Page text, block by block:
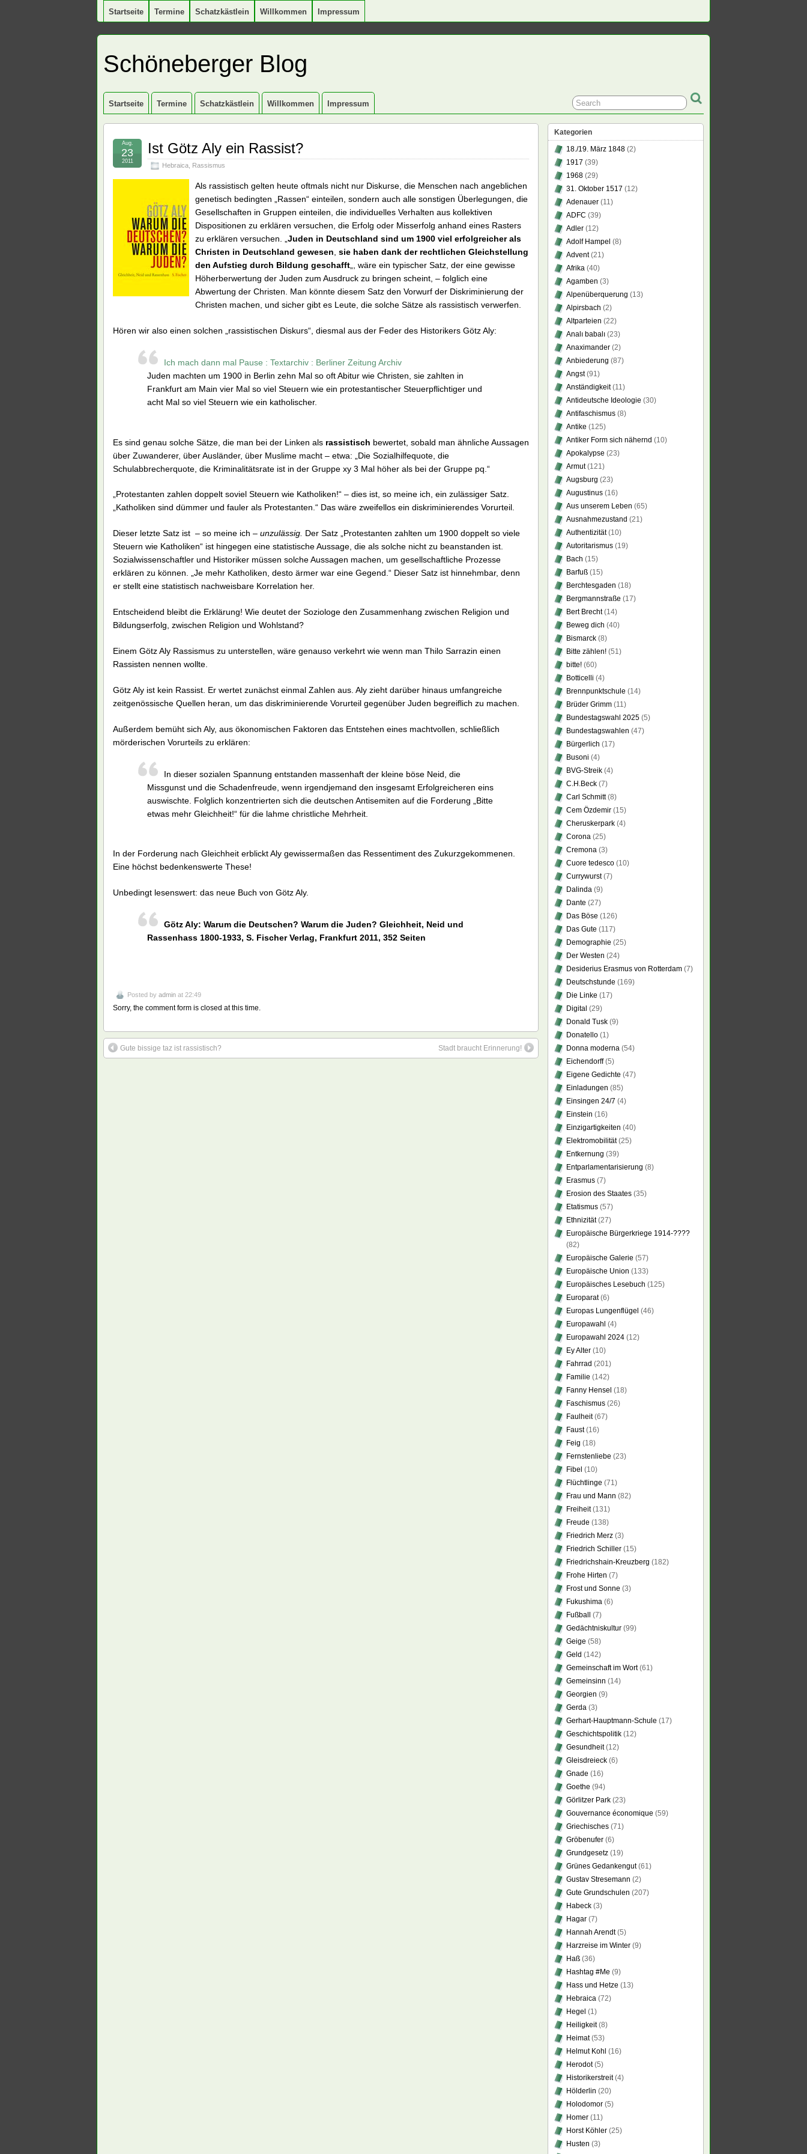
Startseite Termine Schatzkästlein Willkommen Impressum
Schöneberger Blog
Startseite Termine Schatzkästlein Willkommen Impressum
Ist Götz Aly ein Rassist?
Hebraica Rassismus
Aug.
23
2011
Als rassistisch gelten heute oftmals nicht nur Diskurse, die Menschen nach angeblichen
genetisch bedingten „Rassen“ einteilen, sondern auch alle sonstigen Überlegungen, die
Gesellschaften in Gruppen einteilen, die individuelles Verhalten aus kollektiven
Dispositionen zu erklären versuchen, die Erfolg oder Misserfolg anhand eines Rasters
zu erklären versuchen. „ Juden in Deutschland sind um 1900 viel erfolgreicher als
Christen in Deutschland gewesen sie haben dank der rechtlichen Gleichstellung
den Aufstieg durch Bildung geschafft „, wäre ein typischer Satz, der eine gewisse
Höherberwertung der Juden zum Ausdruck zu bringen scheint, – folglich eine
Abwertung der Christen. Man könnte diesem Satz den Vorwurf der Diskriminierung der
Christen machen, und sicher gibt es Leute, die solche Sätze als rassistisch verwerfen.
Hören wir also einen solchen „rassistischen Diskurs“, diesmal aus der Feder des Historikers Götz Aly:
Ich mach dann mal Pause : Textarchiv : Berliner Zeitung Archiv
Juden machten um 1900 in Berlin zehn Mal so oft Abitur wie Christen, sie zahlten in
Frankfurt am Main vier Mal so viel Steuern wie ein protestantischer Steuerpflichtiger und
acht Mal so viel Steuern wie ein katholischer.
Es sind genau solche Sätze, die man bei der Linken als rassistisch bewertet, sobald man ähnliche Aussagen
über Zuwanderer, über Ausländer, über Muslime macht – etwa: „Die Sozialhilfequote, die
Schulabbrecherquote, die Kriminalitätsrate ist in der Gruppe xy 3 Mal höher als bei der Gruppe pq.“
„Protestanten zahlen doppelt soviel Steuern wie Katholiken!“ – dies ist, so meine ich, ein zulässiger Satz.
„Katholiken sind dümmer und fauler als Protestanten.“ Das wäre zweifellos ein diskriminierendes Vorurteil.
Dieser letzte Satz ist – so meine ich – unzulässig. Der Satz „Protestanten zahlten um 1900 doppelt so viele
Steuern wie Katholiken“ ist hingegen eine statistische Aussage, die als solche nicht zu beanstanden ist.
Sozialwissenschaftler und Historiker müssen solche Aussagen machen, um gesellschaftliche Prozesse
erklären zu können. „Je mehr Katholiken, desto ärmer war eine Gegend.“ Dieser Satz ist hinnehmbar, denn
er stellt eine statistisch nachweisbare Korrelation her.
Entscheidend bleibt die Erklärung! Wie deutet der Soziologe den Zusammenhang zwischen Religion und
Bildungserfolg, zwischen Religion und Wohlstand?
Einem Götz Aly Rassismus zu unterstellen, wäre genauso verkehrt wie wenn man Thilo Sarrazin einen
Rassisten nennen wollte.
Götz Aly ist kein Rassist. Er wertet zunächst einmal Zahlen aus. Aly zieht darüber hinaus umfangreiche
zeitgenössische Quellen heran, um das diskriminierende Vorurteil gegenüber Juden begreiflich zu machen.
Außerdem bemüht sich Aly, aus ökonomischen Faktoren das Entstehen eines machtvollen, schließlich
mörderischen Vorurteils zu erklären:
In dieser sozialen Spannung entstanden massenhaft der kleine böse Neid, die
Missgunst und die Schadenfreude, wenn irgendjemand den insgesamt Erfolgreicheren eins
auswischte. Folglich konzentrierten sich die deutschen Antisemiten auf die Forderung „Bitte
etwas mehr Gleichheit!“ für die lahme christliche Mehrheit.
In der Forderung nach Gleichheit erblickt Aly gewissermaßen das Ressentiment des Zukurzgekommenen.
Eine höchst bedenkenswerte These!
Unbedingt lesenswert: das neue Buch von Götz Aly.
Götz Aly: Warum die Deutschen? Warum die Juden? Gleichheit, Neid und
Rassenhass 1800-1933, S. Fischer Verlag, Frankfurt 2011, 352 Seiten
Posted by admin at 22:49
Sorry, the comment form is closed at this time.
Gute bissige taz ist rassistisch? Stadt braucht Erinnerung!
Kategorien
18./19. März 1848 (2)
1917 (39)
1968 (29)
31. Oktober 1517 (12)
Adenauer (11)
ADFC (39)
Adler (12)
Adolf Hampel (8)
Advent(21)
Afrika (40)
Agamben (3)
Alpenüberquerung (13)
Alpirsbach (2)
Altparteien (22)
Analı babalı (23)
Anaximander (2)
Anbiederung (87)
Angst(91)
Anständigkeit(11)
Antideutsche Ideologie (30)
Antifaschismus (8)
Antike (125)
Antiker Form sich nähernd (10)
Apokalypse (23)
Armut(121)
Augsburg (23)
Augustinus (16)
Aus unserem Leben (65)
Ausnahmezustand (21)
Authentizität(10)
Autoritarismus (19)
Bach (15)
Barfuß (15)
Berchtesgaden (18)
Bergmannstraße (17)
Bert Brecht(14)
Beweg dich (40)
Bismarck (8)
Bitte zählen! (51)
bitte! (60)
Botticelli (4)
Brennpunktschule (14)
Brüder Grimm (11)
Bundestagswahl 2025 (5)
Bundestagswahlen (47)
Bürgerlich (17)
Busoni (4)
BVG-Streik (4)
C.H.Beck (7)
Carl Schmitt(8)
Cem Özdemir (15)
Cheruskerpark (4)
Corona (25)
Cremona (3)
Cuore tedesco (10)
Currywurst(7)
Dalinda (9)
Dante (27)
Das Böse (126)
Das Gute (117)
Demographie (25)
Der Westen (24)
Desiderius Erasmus von Rotterdam (7)
Deutschstunde (169)
Die Linke (17)
Digital (29)
Donald Tusk (9)
Donatello (1)
Donna moderna (54)
Eichendorff(5)
Eigene Gedichte (47)
Einladungen (85)
Einsingen 24/7 (4)
Einstein (16)
Einzigartigkeiten (40)
Elektromobilität(25)
Entkernung (39)
Entparlamentarisierung (8)
Erasmus (7)
Erosion des Staates (35)
Etatismus (57)
Ethnizität(27)
Europäische Bürgerkriege 1914-????
(82)
Europäische Galerie (57)
Europäische Union (133)
Europäisches Lesebuch (125)
Europarat(6)
Europas Lungenflügel (46)
Europawahl (4)
Europawahl 2024 (12)
Ey Alter (10)
Fahrrad (201)
Familie (142)
Fanny Hensel (18)
Faschismus (26)
Faulheit(67)
Faust(16)
Feig (18)
Fernstenliebe (23)
Fibel (10)
Flüchtlinge (71)
Frau und Mann (82)
Freiheit(131)
Freude (138)
Friedrich Merz (3)
Friedrich Schiller (15)
Friedrichshain-Kreuzberg (182)
Frohe Hirten (7)
Frost und Sonne (3)
Fukushima (6)
Fußball
(7)
Gedächtniskultur (99)
Geige (58)
Geld (142)
Gemeinschaft im Wort(61)
Gemeinsinn (14)
Georgien (9)
Gerda (3)
Gerhart-Hauptmann-Schule (17)
Geschichtspolitik (12)
Gesundheit(12)
Gleisdreieck (6)
Gnade (16)
Goethe (94)
Görlitzer Park (23)
Gouvernance économique (59)
Griechisches (71)
Gröbenufer (6)
Grundgesetz (19)
Grünes Gedankengut(61)
Gustav Stresemann (2)
Gute Grundschulen (207)
Habeck (3)
Hagar (7)
Hannah Arendt(5)
Harzreise im Winter (9)
Haß (36)
Hashtag #Me (9)
Hass und Hetze (13)
Hebraica (72)
Hegel (1)
Heiligkeit(8)
Heimat(53)
Helmut Kohl (16)
Herodot(5)
Historikerstreit(4)
Hölderlin (20)
Holodomor (5)
Homer (11)
Horst Köhler (25)
Husten (3)